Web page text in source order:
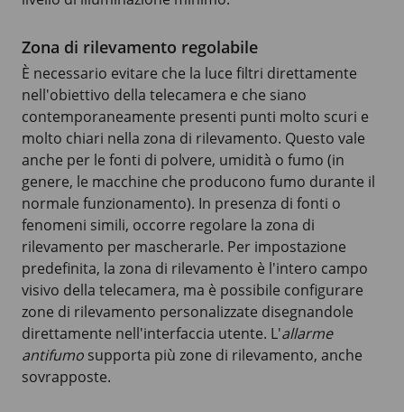
Zona di rilevamento regolabile
È necessario evitare che la luce filtri direttamente
nell'obiettivo della telecamera e che siano
contemporaneamente presenti punti molto scuri e
molto chiari nella zona di rilevamento. Questo vale
anche per le fonti di polvere, umidità o fumo (in
genere, le macchine che producono fumo durante il
normale funzionamento). In presenza di fonti o
fenomeni simili, occorre regolare la zona di
rilevamento per mascherarle. Per impostazione
predefinita, la zona di rilevamento è l'intero campo
visivo della telecamera, ma è possibile configurare
zone di rilevamento personalizzate disegnandole
direttamente nell'interfaccia utente. L'allarme
antifumo supporta più zone di rilevamento, anche
sovrapposte.